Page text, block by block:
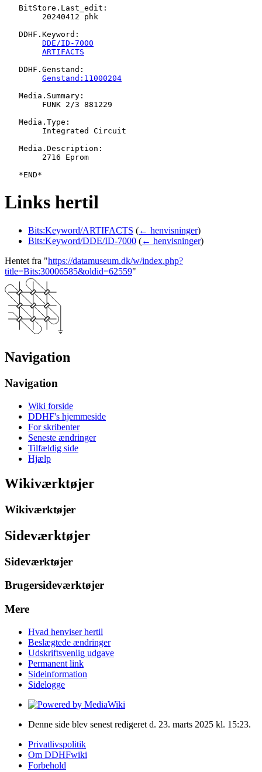
   BitStore.Last_edit:
   DDHF.Keyword:
DDE/ID-7000
ARTIFACTS
   DDHF.Genstand:
Genstand:11000204
   Media.Summary:
   Media.Type:
   Media.Description:
Links hertil
Bits:Keyword/ARTIFACTS (← henvisninger)
Bits:Keyword/DDE/ID-7000 (← henvisninger)
Hentet fra "https://datamuseum.dk/w/index.php?
title=Bits:30006585&oldid=62559"
Navigation
Navigation
Wiki forside
DDHF's hjemmeside
For skribenter
Seneste ændringer
Tilfældig side
Hjælp
Wikiværktøjer
Wikiværktøjer
Sideværktøjer
Sideværktøjer
Brugersideværktøjer
Mere
Hvad henviser hertil
Beslægtede ændringer
Udskriftsvenlig udgave
Permanent link
Sideinformation
Sidelogge
Denne side blev senest redigeret d. 23. marts 2025 kl. 15:23.
Privatlivspolitik
Om DDHFwiki
Forbehold